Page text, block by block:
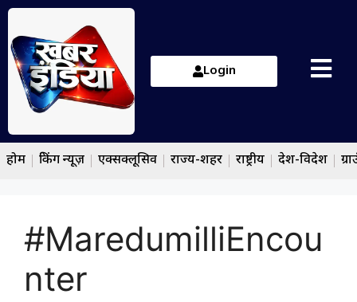
Login
होम ब्रेकिंग न्यूज़ एक्सक्लूसिव राज्य-शहर राष्ट्रीय देश-विदेश
#MaredumilliEncou
nter